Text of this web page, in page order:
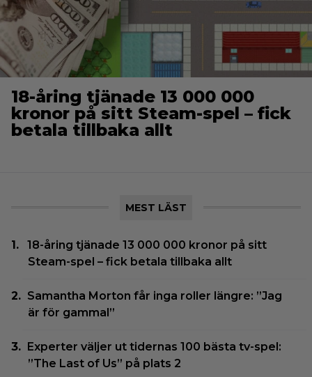
18-åring tjänade 13 000 000
kronor på sitt Steam-spel – fick
betala tillbaka allt
MEST LÄST
18-åring tjänade 13 000 000 kronor på sitt
Steam-spel – fick betala tillbaka allt
Samantha Morton får inga roller längre: ”Jag
är för gammal”
Experter väljer ut tidernas 100 bästa tv-spel:
”The Last of Us” på plats 2